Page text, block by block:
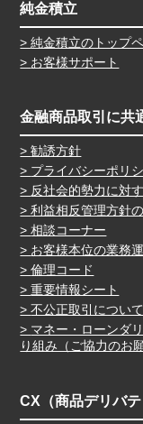
純金積立
純金積立のトップ
お客様サポート
金融商品取引に共
勧誘方針
プライバシーポリ
反社会的勢力に対
利益相反管理方針
相談コーナー
お客様本位の業務
倫理コード
重要情報シート
不公正取引について
マネー・ローンダ
り組み（ご協力のお
CX（商品デリバ